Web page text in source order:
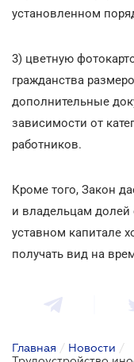
установленном
3) цветную
гражданства
дополнительные
зависимости от
работников.
Кроме того, Закон
и владельцам
уставном капитале
получать вид на
Главная / Новости /